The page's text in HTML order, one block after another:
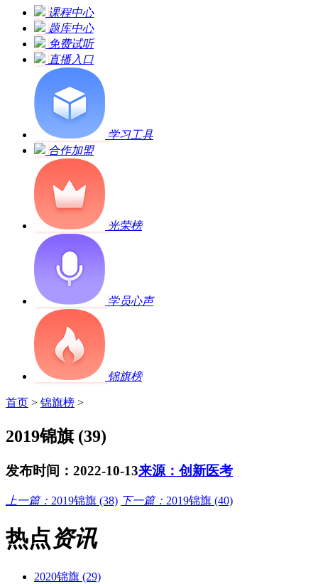
课程中心
题库中心
免费试听
直播入口
学习工具
合作加盟
光荣榜
学员心声
锦旗榜
首页 > 锦旗榜 >
2019锦旗 (39)
发布时间：2022-10-13来源：创新医考
上一篇： 2019锦旗 (38) 下一篇： 2019锦旗 (40)
热点资讯
2020锦旗 (29)